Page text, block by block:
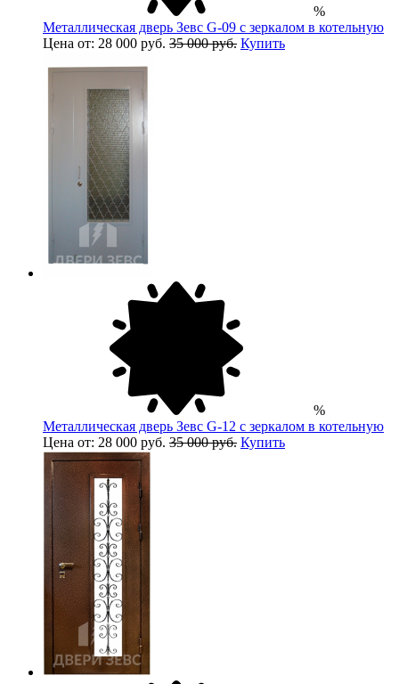
%
Металлическая дверь Зевс G-09 с зеркалом в котельную
Цена от: 28 000 руб. 35 000 руб. Купить
%
Металлическая дверь Зевс G-12 с зеркалом в котельную
Цена от: 28 000 руб. 35 000 руб. Купить